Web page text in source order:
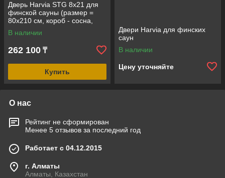
Дверь Harvia STG 8х21 для
финской сауны (размер =
80х210 см, короб - сосна,
стекло - бронза, ручка -
защелка)
В наличии
262 100 ₸
Купить
Двери Harvia для финских
саун
В наличии
Цену уточняйте
О нас
Рейтинг не сформирован
Менее 5 отзывов за последний год
Работает с 04.12.2015
г. Алматы
Алматы, Казахстан